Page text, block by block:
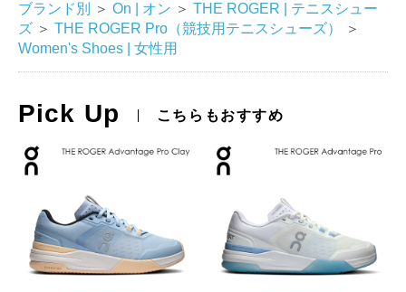
ブランド別
＞ On | オン ＞ THE ROGER | テニスシュー
ズ ＞ THE ROGER Pro（競技用テニスシューズ）
＞
Women's Shoes | 女性用
Pick Up こちらもおすすめ